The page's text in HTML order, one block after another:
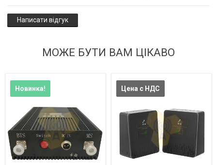
Написати відгук
МОЖЕ БУТИ ВАМ ЦІКАВО
Новинка! Цена с НДС